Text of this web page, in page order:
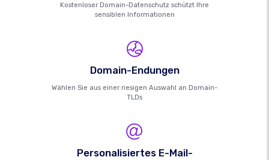
Kostenloser Domain-Datenschutz schützt Ihre
sensiblen Informationen
Domain-Endungen
Wählen Sie aus einer riesigen Auswahl an Domain-
TLDs
Personalisiertes E-Mail-